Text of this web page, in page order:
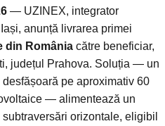
— UZINEX, integrator
anunță livrarea primei
din România către beneficiar,
județul Prahova. Soluția — un
pe aproximativ 60
— alimentează un
orizontale, eligibil